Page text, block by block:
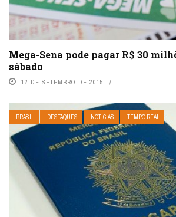
Mega-Sena pode pagar R$ 30
sábado
12 DE SETEMBRO DE 2015
BRASIL DESTAQUES NOTÍCIAS TEMPO REAL